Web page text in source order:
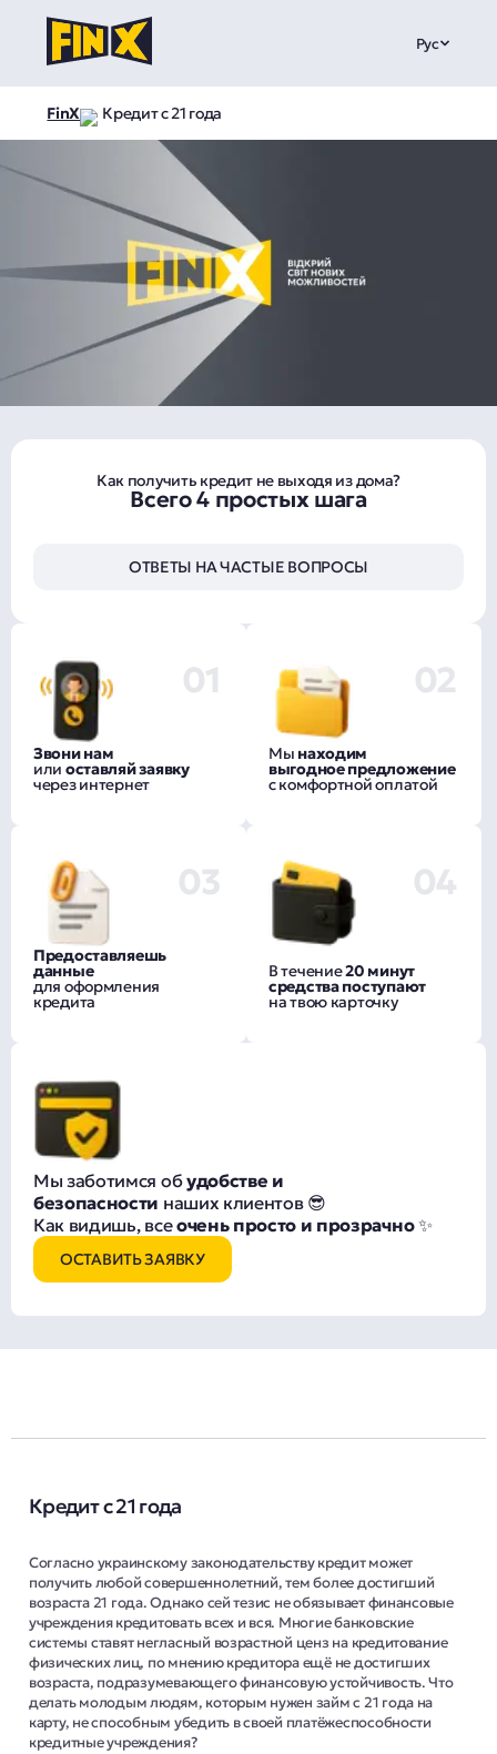
Рус
FinX Кредит с 21 года
Как получить кредит не выходя из дома?
Всего 4 простых шага
ОТВЕТЫ НА ЧАСТЫЕ ВОПРОСЫ
01
Звони нам
или оставляй заявку
через интернет
02
Мы находим
выгодное предложение
с комфортной оплатой
03
Предоставляешь
данные
для оформления
кредита
04
В течение20 минут
средства поступают
на твою карточку
Мы заботимся обудобстве и
безопасности наших клиентов 😎
Как видишь, всеочень просто и прозрачно✨
ОСТАВИТЬ ЗАЯВКУ
Кредит с 21 года
Согласно украинскому законодательству кредит может
получить любой совершеннолетний, тем более достигший
возраста 21 года. Однако сей тезис не обязывает финансовые
учреждения кредитовать всех и вся. Многие банковские
системы ставят негласный возрастной ценз на кредитование
физических лиц, по мнению кредитора ещё не достигших
возраста, подразумевающего финансовую устойчивость. Что
делать молодым людям, которым нужен займ с 21 года на
карту, не способным убедить в своей платёжеспособности
кредитные учреждения?